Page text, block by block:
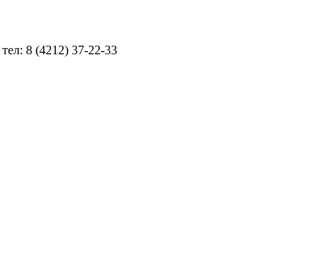
тел: 8 (4212) 37-22-33